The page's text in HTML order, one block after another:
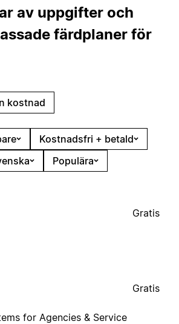
av uppgifter och
färdplaner för
kostnad
Kostnadsfri + betald
Populära
Gratis
for Agencies & Service
Gratis